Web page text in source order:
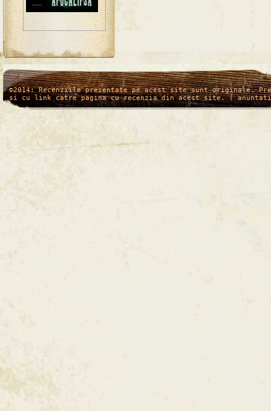
/* */
©2014: Recenziile prezentate pe acest site sunt originale.
si cu link catre pagina cu recenzia din acest site. (